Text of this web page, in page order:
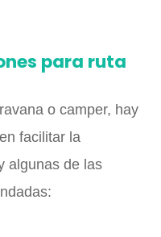
para ruta
o camper, hay
facilitar la
algunas de las